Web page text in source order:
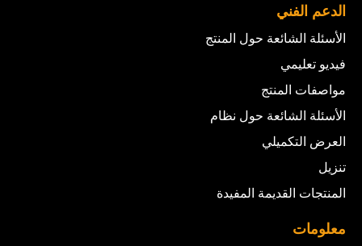
الدعم الفني
الأسئلة الشائعة حول المنتج
فيديو تعليمي
مواصفات المنتج
الأسئلة الشائعة حول نظام
العرض التكميلي
تنزيل
المنتجات القديمة المفيدة
معلومات